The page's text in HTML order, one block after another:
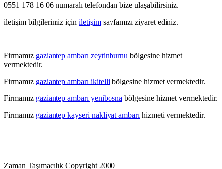
0551 178 16 06 numaralı telefondan bize ulaşabilirsiniz.
iletişim bilgilerimiz için iletişim sayfamızı ziyaret ediniz.
Firmamız gaziantep ambarı zeytinburnu bölgesine hizmet
vermektedir.
Firmamız gaziantep ambarı ikitelli bölgesine hizmet vermektedir.
Firmamız gaziantep ambarı yenibosna bölgesine hizmet vermektedir.
Firmamız gaziantep kayseri nakliyat ambarı hizmeti vermektedir.
Zaman Taşımacılık Copyright 2000